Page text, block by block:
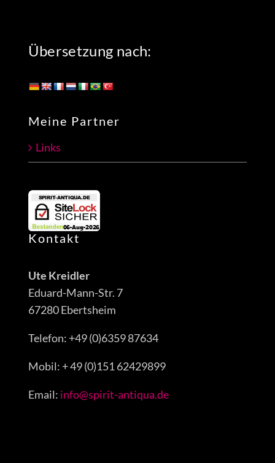
Übersetzung nach:
Meine Partner
Links
Kontakt
Ute Kreidler
Eduard-Mann-Str. 7
67280 Ebertsheim
Telefon: +49 (0)6359 87634
Mobil: + 49 (0)151 62429899
Email: info@spirit-antiqua.de